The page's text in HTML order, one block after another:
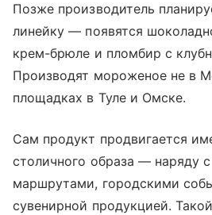
Позже производитель
линейку — появятся
крем-брюле и пломбир с
Производят мороженое не в
площадках в Туле и Омске.
Сам продукт продвигается
столичного образа — наряду
маршрутами, городскими
сувенирной продукцией.